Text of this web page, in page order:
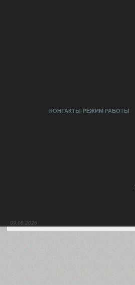
КОНТАКТЫ-РЕЖИМ РАБОТЫ
09.08.2026